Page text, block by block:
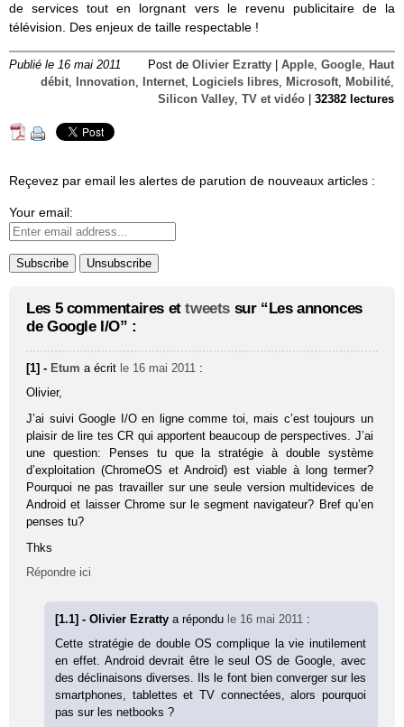
de services tout en lorgnant vers le revenu publicitaire de la
télévision. Des enjeux de taille respectable !
Publié le 16 mai 2011 Post de Olivier Ezratty Apple, Google, Haut
débit, Innovation, Internet, Logiciels libres, Microsoft, Mobilité,
Silicon Valley, TV et vidéo 32382 lectures
Reçevez par email les alertes de parution de nouveaux articles :
Your email:
Les 5 commentaires ettweets sur “Les annonces
de Google I/O” :
[1] - Etum a écrit le 16 mai 2011 :
Olivier,
J’ai suivi Google I/O en ligne comme toi, mais c’est toujours un
plaisir de lire tes CR qui apportent beaucoup de perspectives. J’ai
une question: Penses tu que la stra­té­gie à double sys­tème
d’exploitation (ChromeOS et Android) est viable à long termer?
Pourquoi ne pas travailler sur une seule version multidevices de
Android et laisser Chrome sur le segment navigateur? Bref qu’en
penses tu?
Thks
Répondre ici
[1.1] - Olivier Ezrattya répondu le 16 mai 2011 :
Cette stratégie de double OS complique la vie inutilement
en effet. Android devrait être le seul OS de Google, avec
des déclinaisons diverses. Ils le font bien converger sur les
smartphones, tablettes et TV connectées, alors pourquoi
pas sur les netbooks ?